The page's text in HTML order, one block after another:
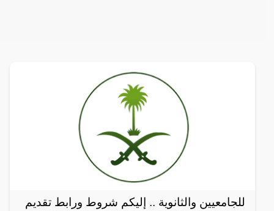
للجامعيين والثانوية .. إليكم شروط ورابط تقديم